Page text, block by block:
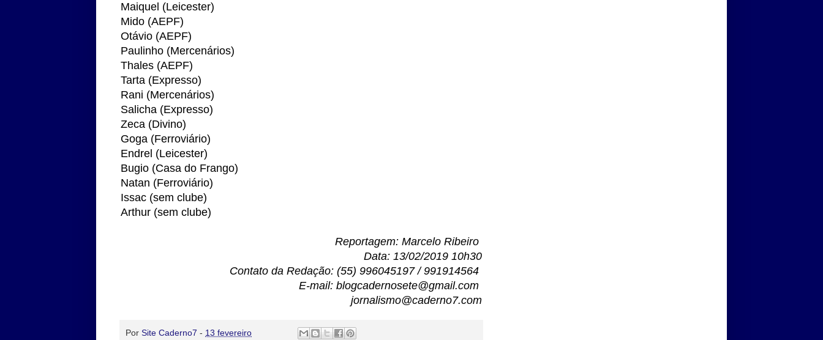
Maiquel (Leicester)
Mido (AEPF)
Otávio (AEPF)
Paulinho (Mercenários)
Thales (AEPF)
Tarta (Expresso)
Rani (Mercenários)
Salicha (Expresso)
Zeca (Divino)
Goga (Ferroviário)
Endrel (Leicester)
Bugio (Casa do Frango)
Natan (Ferroviário)
Issac (sem clube)
Arthur (sem clube)
Reportagem: Marcelo Ribeiro
Data: 13/02/2019 10h30
Contato da Redação: (55) 996045197 / 991914564
E-mail: blogcadernosete@gmail.com
jornalismo@caderno7.com
Por Site Caderno7 - 13 fevereiro